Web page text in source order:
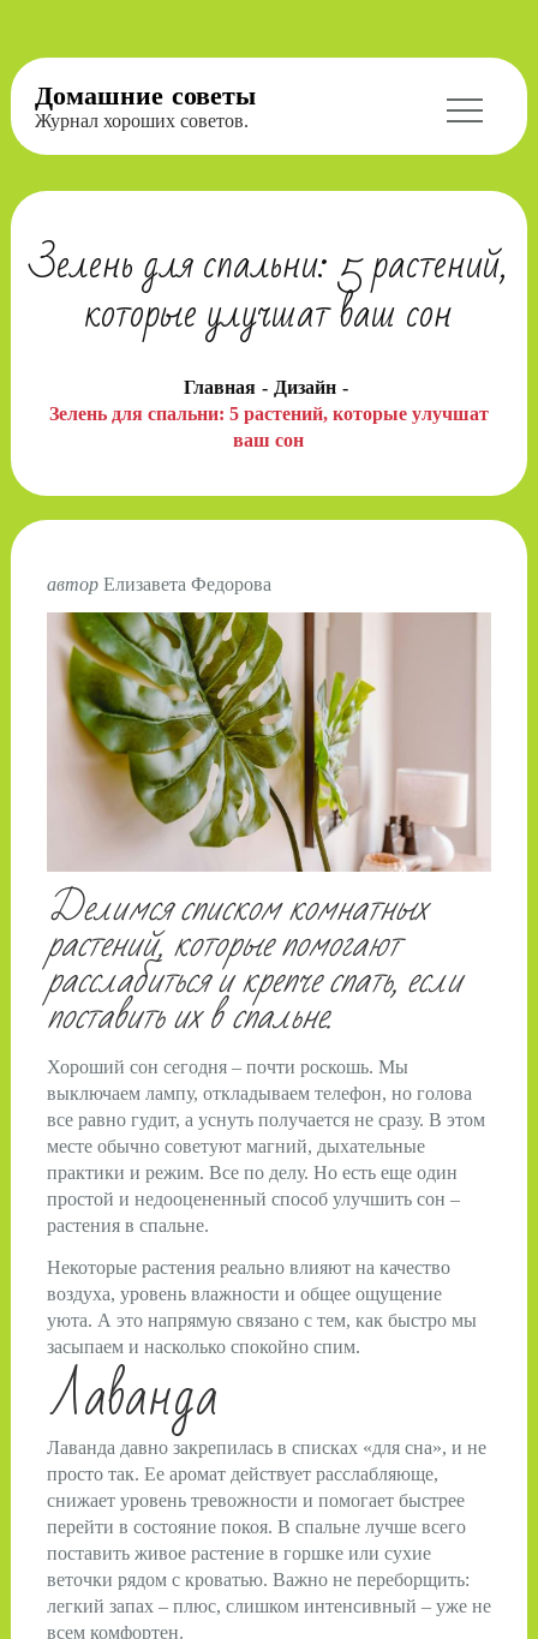
Перейти
содержимому
Домашние советы
Журнал хороших советов.
Зелень для спальни: 5 растений,
которые улучшат ваш сон
Главная
Дизайн
Зелень для спальни: 5 растений, которые улучшат
ваш сон
авторЕлизавета Федорова
Делимся списком комнатных
растений, которые помогают
расслабиться и крепче спать, если
поставить их в спальне.
Хороший сон сегодня – почти роскошь. Мы
выключаем лампу, откладываем телефон, но голова
все равно гудит, а уснуть получается не сразу. В этом
месте обычно советуют магний, дыхательные
практики и режим. Все по делу. Но есть еще один
простой и недооцененный способ улучшить сон –
растения в спальне.
Некоторые растения реально влияют на качество
воздуха, уровень влажности и общее ощущение
уюта. А это напрямую связано с тем, как быстро мы
засыпаем и насколько спокойно спим.
Лаванда
Лаванда давно закрепилась в списках «для сна», и не
просто так. Ее аромат действует расслабляюще,
снижает уровень тревожности и помогает быстрее
перейти в состояние покоя. В спальне лучше всего
поставить живое растение в горшке или сухие
веточки рядом с кроватью. Важно не переборщить:
легкий запах – плюс, слишком интенсивный – уже не
всем комфортен.